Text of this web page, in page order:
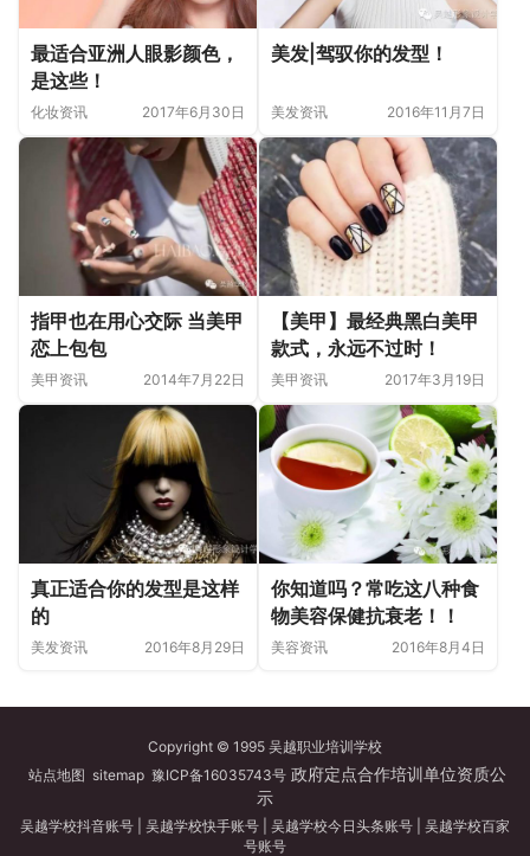
最适合亚洲人眼影颜色，
是这些！
化妆资讯 2017年6月30日
美发|驾驭你的发型！
美发资讯 2016年11月7日
指甲也在用心交际 当美甲
恋上包包
美甲资讯 2014年7月22日
【美甲】最经典黑白美甲
款式，永远不过时！
美甲资讯 2017年3月19日
真正适合你的发型是这样
的
美发资讯 2016年8月29日
你知道吗？常吃这八种食
物美容保健抗衰老！！
美容资讯 2016年8月4日
Copyright © 1995 吴越职业培训学校
站点地图 sitemap 豫ICP备16035743号政府定点合作培训单位资质公
示
吴越学校抖音账号 吴越学校快手账号 吴越学校今日头条账号
吴越学校百家
号账号